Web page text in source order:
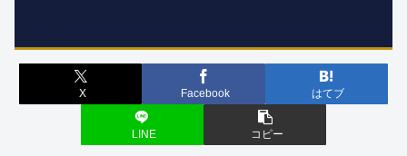
X Facebook はてブ
LINE コピー